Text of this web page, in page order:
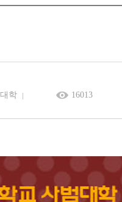
학 16013